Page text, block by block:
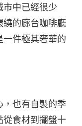
市中已經很少
繞的廊台咖啡廳
件極其奢華的
也有自製的季
從食材到擺盤十